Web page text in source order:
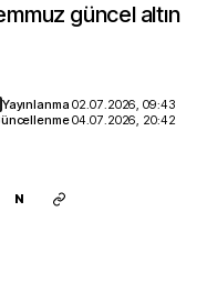
güncel altın
Yayınlanma02.07.2026, 09:43
04.07.2026, 20:42
N